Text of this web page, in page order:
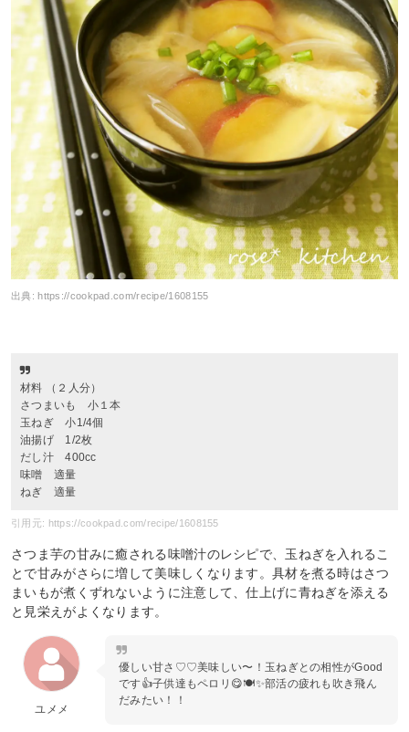
出典:https://cookpad.com/recipe/1608155
材料 （２人分）
さつまいも 小１本
玉ねぎ 小1/4個
油揚げ 1/2枚
だし汁 400cc
味噌 適量
ねぎ 適量
引用元: https://cookpad.com/recipe/1608155
さつま芋の甘みに癒される味噌汁のレシピで、玉ねぎを入れるこ
とで甘みがさらに増して美味しくなります。具材を煮る時はさつ
まいもが煮くずれないように注意して、仕上げに青ねぎを添える
と見栄えがよくなります。
ユメメ
優しい甘さ♡♡美味しい〜！玉ねぎとの相性がGood
です👍子供達もペロリ😋🍽✨部活の疲れも吹き飛ん
だみたい！！